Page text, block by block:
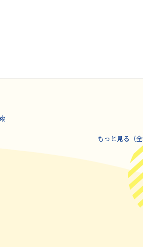
もっと見る（全